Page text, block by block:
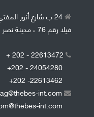
24 ب شارع أنور
فيلا رقم 76 ، مدينة نصر ، القاهرة ، مصر. الرقم البريدى 11371
+ 202 - 22613472
+202 - 24054280
+202 -22613462
ag@thebes-int.com
int.com